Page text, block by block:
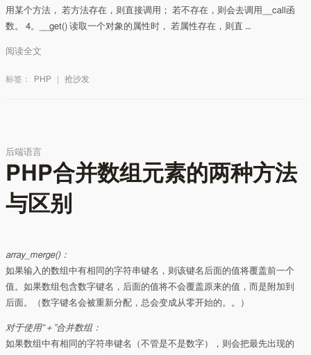
用某个方法， 若方法存在，则直接调用； 若不存在，则会去调用__call函
数。 4。__get() 读取一个对象的属性时， 若属性存在，则直 …
阅读全文
标签： PHP 抢沙发
后端语言
PHP合并数组元素的两种方法
与区别
array_merge()：
如果输入的数组中有相同的字符串键名，则该键名后面的值将覆盖前一个
值。如果数组包含数字键名，后面的值将不会覆盖原来的值，而是附加到
后面。（数字键名会被重新分配，总会变成从零开始的。。）
对于使用“＋”合并数组：
如果数组中有相同的字符串键名（不管是不是数字），则会把最先出现的